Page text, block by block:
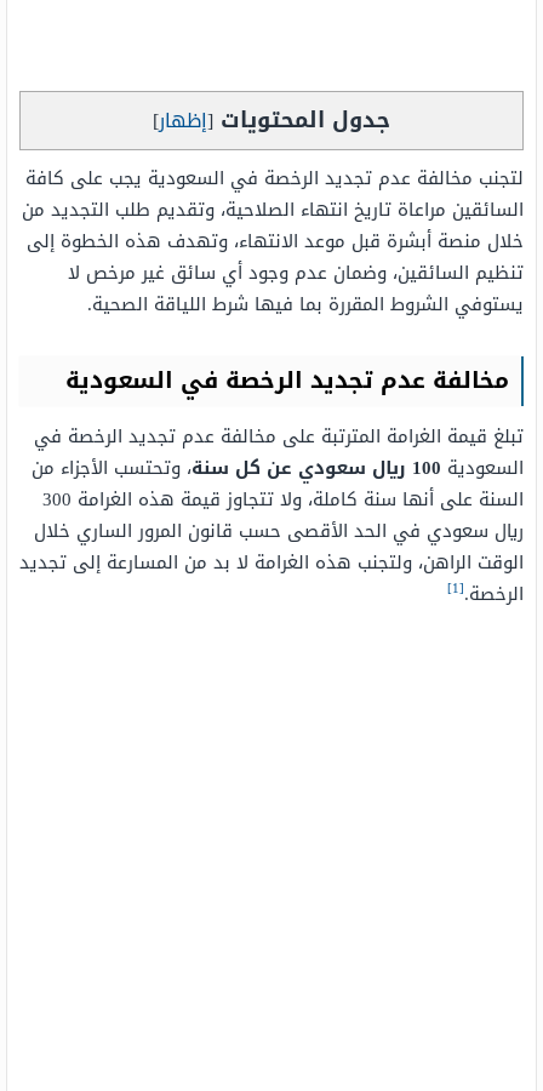
جدول المحتويات [إظهار]
لتجنب مخالفة عدم تجديد الرخصة في السعودية يجب على كافة
السائقين مراعاة تاريخ انتهاء الصلاحية، وتقديم طلب التجديد من
خلال منصة أبشرة قبل موعد الانتهاء، وتهدف هذه الخطوة إلى
تنظيم السائقين، وضمان عدم وجود أي سائق غير مرخص لا
يستوفي الشروط المقررة بما فيها شرط اللياقة الصحية.
مخالفة عدم تجديد الرخصة في السعودية
تبلغ قيمة الغرامة المترتبة على مخالفة عدم تجديد الرخصة في
السعودية 100 ريال سعودي عن كل سنة
، وتحتسب الأجزاء من
السنة على أنها سنة كاملة، ولا تتجاوز قيمة هذه الغرامة 300
ريال سعودي في الحد الأقصى حسب قانون المرور الساري خلال
الوقت الراهن، ولتجنب هذه الغرامة لا بد من المسارعة إلى تجديد
الرخصة.[1]